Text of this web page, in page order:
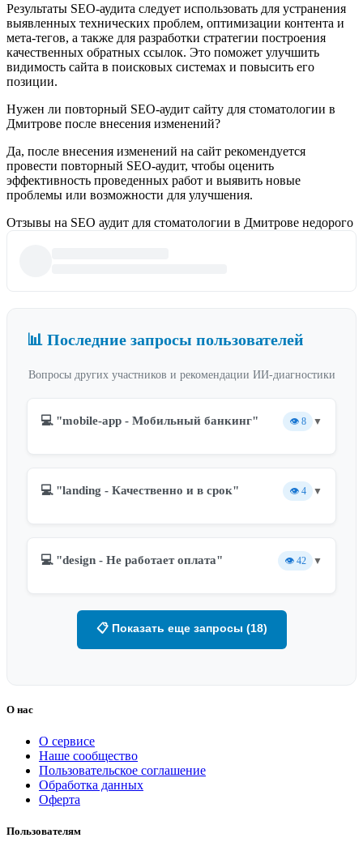
Результаты SEO-аудита следует использовать для устранения
выявленных технических проблем, оптимизации контента и
мета-тегов, а также для разработки стратегии построения
качественных обратных ссылок. Это поможет улучшить
видимость сайта в поисковых системах и повысить его
позиции.
Нужен ли повторный SEO-аудит сайту для стоматологии в
Дмитрове после внесения изменений?
Да, после внесения изменений на сайт рекомендуется
провести повторный SEO-аудит, чтобы оценить
эффективность проведенных работ и выявить новые
проблемы или возможности для улучшения.
Отзывы на SEO аудит для стоматологии в Дмитрове недорого
📊 Последние запросы пользователей
Вопросы других участников и рекомендации ИИ-диагностики
💻 "mobile-app - Мобильный банкинг" 👁️ 8 ▼
💻 "landing - Качественно и в срок" 👁️ 4 ▼
💻 "design - Не работает оплата" 👁️ 42 ▼
📋 Показать еще запросы (18)
О нас
О сервисе
Наше сообщество
Пользовательское соглашение
Обработка данных
Оферта
Пользователям